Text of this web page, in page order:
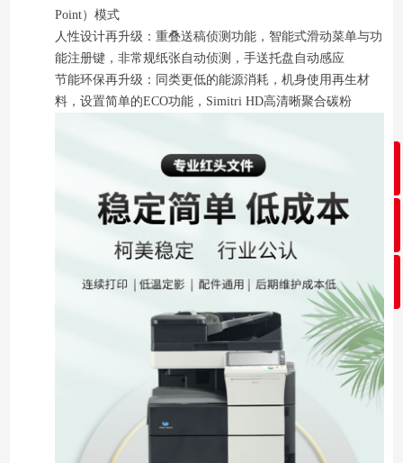
Point）模式
人性设计再升级：重叠送稿侦测功能，智能式滑动菜单与功
能注册键，非常规纸张自动侦测，手送托盘自动感应
节能环保再升级：同类更低的能源消耗，机身使用再生材
料，设置简单的ECO功能，Simitri HD高清晰聚合碳粉
ꀥ
微信二维码